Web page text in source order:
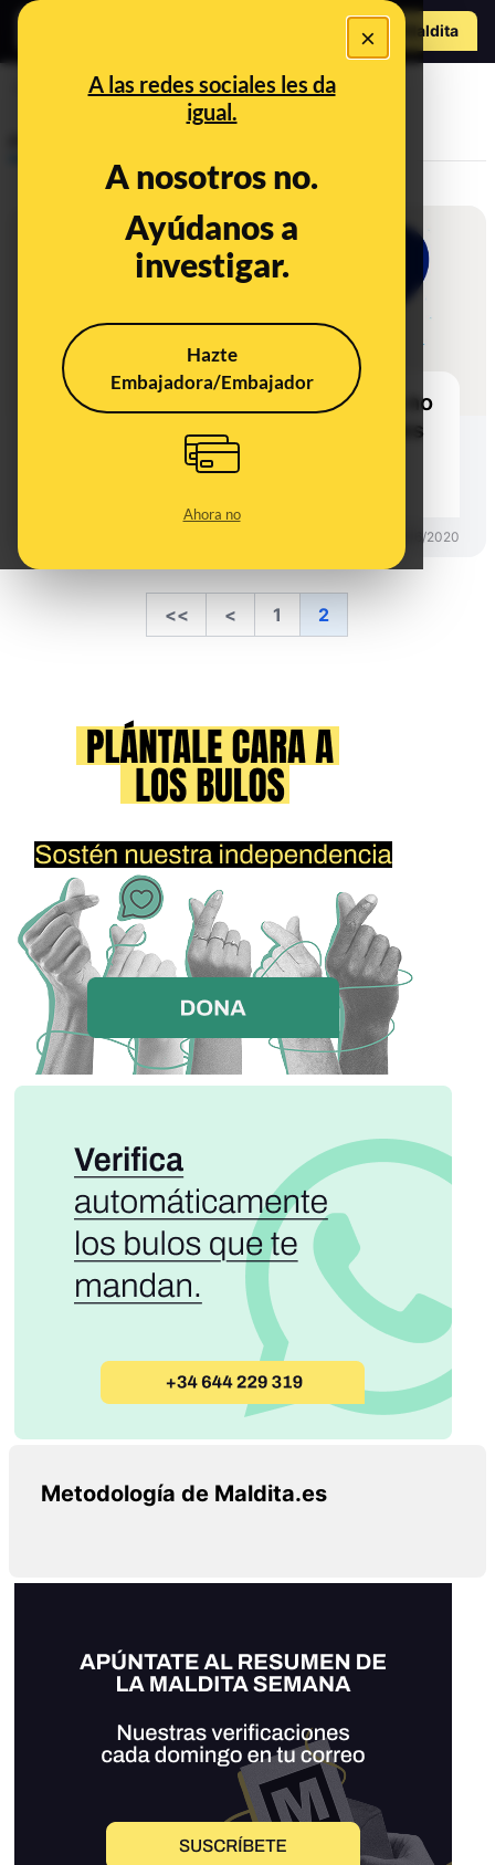
×
A las redes sociales les da
igual.
A nosotros no.
Ayúdanos a
investigar.
Hazte
Embajadora/Embajador
Ahora no
Hazte Maldita
Lo que ves en tus redes sociales no
está ahí por casualidad: por qué es
noticia que TikTok cuente cómo
19/06/2020
<< < 1 2
Metodología de Maldita.es